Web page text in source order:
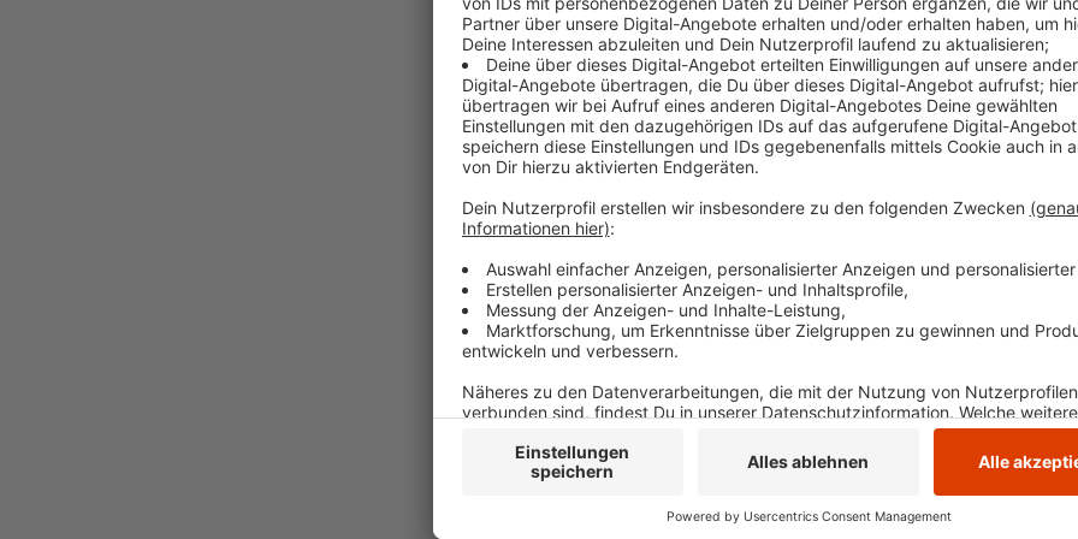
Veröffentlicht:Dienstag, 28.05.2024 16:14
Anzeige
Christine Ruppio vom Regionalverband Ruhr
4 Tage Festprogramm in Essen
Anzeige